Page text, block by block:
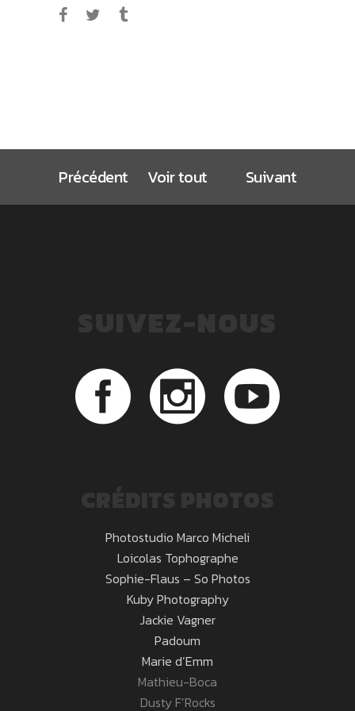
Précédent Voir tout Suivant
Photostudio Marco Micheli
Loicolas Tophographe
Sophie-Flaus – So Photos
Kuby Photography
Jackie Vagner
Padoum
Marie d’Emm
Mathieu-Boca
Dusty F’Rocks